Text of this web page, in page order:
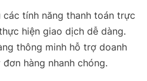
tính năng thanh toán trực
hiện giao dịch dễ dàng.
thông minh hỗ trợ doanh
hàng nhanh chóng.